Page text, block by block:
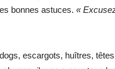
bonnes astuces. «
escargots, huîtres,